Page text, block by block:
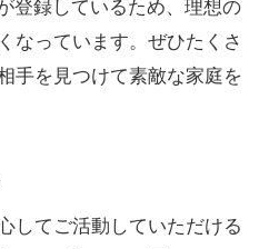
登録しているため、理想の
なっています。ぜひたくさ
手を見つけて素敵な家庭を
してご活動していただける